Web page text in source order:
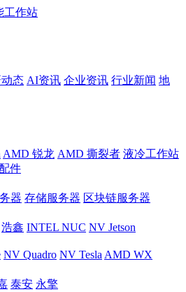
态 AI资讯 企业资讯 行业新闻 地
AMD 锐龙 AMD 撕裂者 液冷工作站
件
器 存储服务器 区块链服务器
浩鑫 INTEL NUC NV Jetson
NV Quadro NV Tesla AMD WX
泰安 永擎